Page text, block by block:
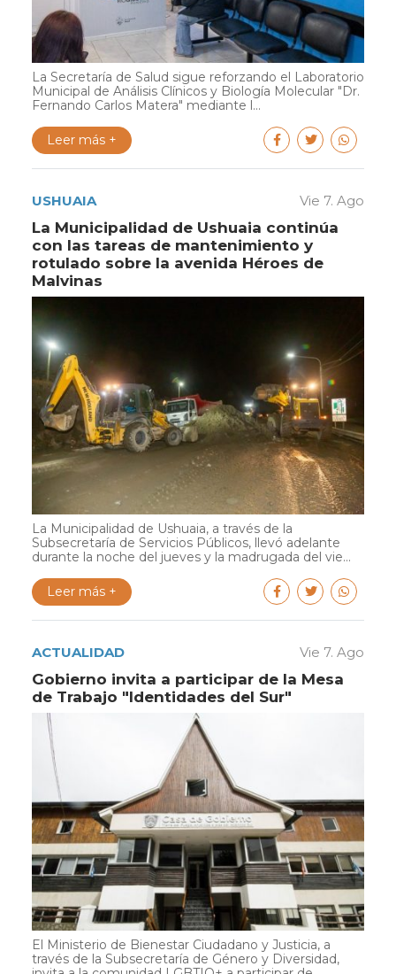
La Secretaría de Salud sigue reforzando el Laboratorio
Municipal de Análisis Clínicos y Biología Molecular "Dr.
Fernando Carlos Matera" mediante l...
Leer más +
USHUAIA Vie 7. Ago
La Municipalidad de Ushuaia continúa
con las tareas de mantenimiento y
rotulado sobre la avenida Héroes de
Malvinas
La Municipalidad de Ushuaia, a través de la
Subsecretaría de Servicios Públicos, llevó adelante
durante la noche del jueves y la madrugada del vie...
Leer más +
ACTUALIDAD Vie 7. Ago
Gobierno invita a participar de la Mesa
de Trabajo "Identidades del Sur"
El Ministerio de Bienestar Ciudadano y Justicia, a
través de la Subsecretaría de Género y Diversidad,